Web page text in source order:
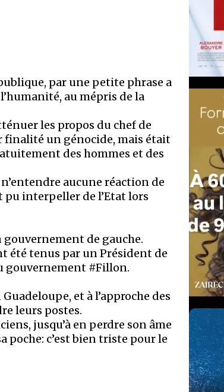
par une petite phrase a
au mépris de la
les propos du chef de
finalité un génocide, mais était
des hommes et des
aucune réaction de
interpeller de l’Etat lors
gouvernement de gauche.
été tenus par un Président de
gouvernement #Fillon.
et à l’approche des
leurs postes.
jusqu’à en perdre son âme
poche: c’est bien triste pour le